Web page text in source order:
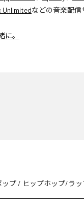
Unlimitedなどの音楽配信
に。
ップ / ヒップホップ/ラッ